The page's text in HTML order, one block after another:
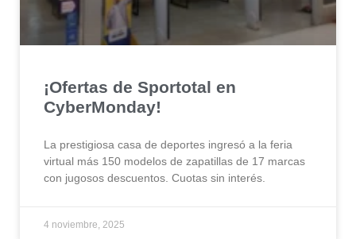
¡Ofertas de Sportotal en
CyberMonday!
La prestigiosa casa de deportes ingresó a la feria
virtual más 150 modelos de zapatillas de 17 marcas
con jugosos descuentos. Cuotas sin interés.
4 noviembre, 2025